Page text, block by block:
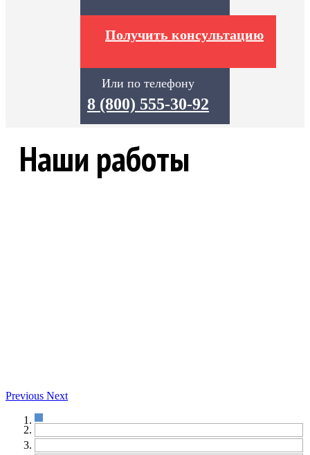
Получить консультацию
Или по телефону
8 (800) 555-30-92
Наши работы
Previous Next